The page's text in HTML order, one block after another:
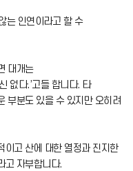
는 인연이라고 할 수
대개는
없다.’고들 합니다. 타
부분도 있을 수 있지만 오히려
이고 산에 대한 열정과 진지한
고 자부합니다.